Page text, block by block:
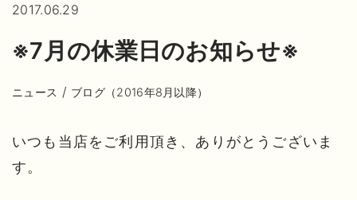
2017.06.29
※7月の休業日のお知らせ※
ニュース / ブログ（2016年8月以降）
いつも当店をご利用頂き、ありがとうございま
す。